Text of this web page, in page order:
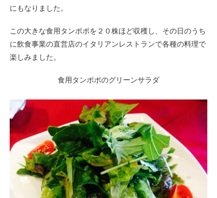
にもなりました。
この大きな食用タンポポを２０株ほど収穫し、その日のうち
に飲食事業の直営店のイタリアンレストランで各種の料理で
楽しみました。
食用タンポポのグリーンサラダ